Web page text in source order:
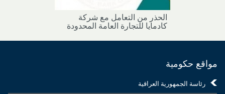
الحذر من التعامل مع شركة
كادمايا للتجارة العامة المحدودة
مواقع حكومية
رئاسة الجمهورية العراقية